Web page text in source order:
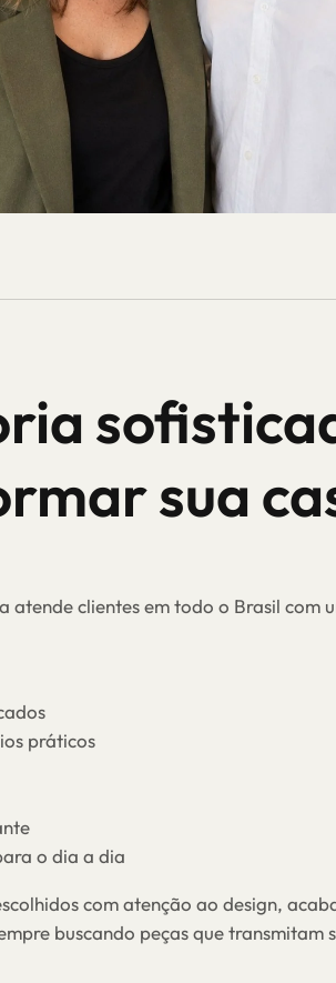
sua
atende clientes em todo o Brasil com
práticos
o dia a dia
com atenção ao design,
buscando peças que transmitam